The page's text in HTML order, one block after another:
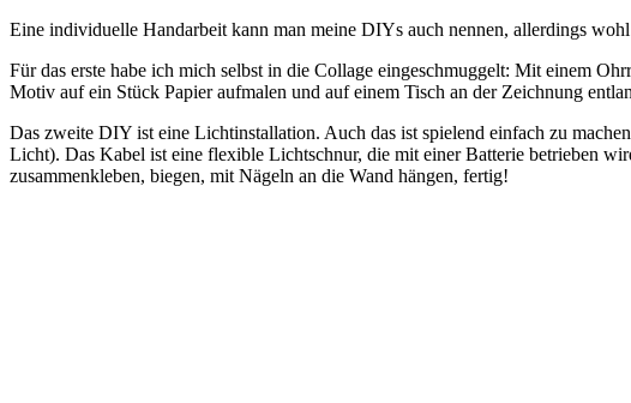
Eine individuelle Handarbeit kann man meine DIYs auch nennen, allerdings
Für das erste habe ich mich selbst in die Collage eingeschmuggelt: Mit einem
Motiv auf ein Stück Papier aufmalen und auf einem Tisch an der Zeichnung
Das zweite DIY ist eine Lichtinstallation. Auch das ist spielend einfach zu
Licht). Das Kabel ist eine flexible Lichtschnur, die mit einer Batterie betrieben
zusammenkleben, biegen, mit Nägeln an die Wand hängen, fertig!